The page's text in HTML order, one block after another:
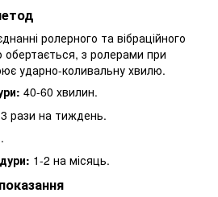
ролерного та вібраційного
з ролерами при
ударно-коливальну хвилю.
40-60 хвилин.
рази на тиждень.
1-2 на місяць.